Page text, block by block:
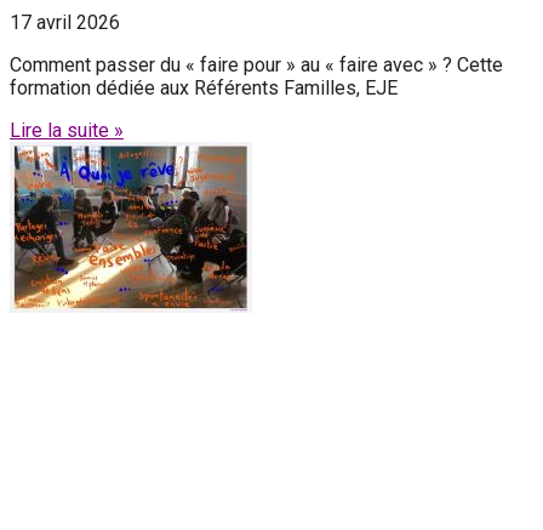
17 avril 2026
Comment passer du « faire pour » au « faire avec » ? Cette
formation dédiée aux Référents Familles, EJE
Lire la suite »